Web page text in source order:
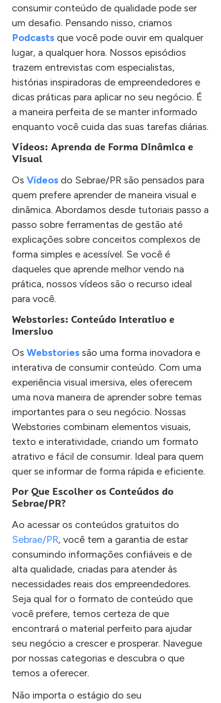
consumir conteúdo de qualidade pode ser
um desafio. Pensando nisso, criamos
Podcasts que você pode ouvir em qualquer
lugar, a qualquer hora. Nossos episódios
trazem entrevistas com especialistas,
histórias inspiradoras de empreendedores e
dicas práticas para aplicar no seu negócio. É
a maneira perfeita de se manter informado
enquanto você cuida das suas tarefas diárias.
Vídeos: Aprenda de Forma Dinâmica e
Visual
Os Vídeos do Sebrae/PR são pensados para
quem prefere aprender de maneira visual e
dinâmica. Abordamos desde tutoriais passo a
passo sobre ferramentas de gestão até
explicações sobre conceitos complexos de
forma simples e acessível. Se você é
daqueles que aprende melhor vendo na
prática, nossos vídeos são o recurso ideal
para você.
Webstories: Conteúdo Interativo e
Imersivo
Os Webstories são uma forma inovadora e
interativa de consumir conteúdo. Com uma
experiência visual imersiva, eles oferecem
uma nova maneira de aprender sobre temas
importantes para o seu negócio. Nossas
Webstories combinam elementos visuais,
texto e interatividade, criando um formato
atrativo e fácil de consumir. Ideal para quem
quer se informar de forma rápida e eficiente.
Por Que Escolher os Conteúdos do
Sebrae/PR?
Ao acessar os conteúdos gratuitos do
Sebrae/PR, você tem a garantia de estar
consumindo informações confiáveis e de
alta qualidade, criadas para atender às
necessidades reais dos empreendedores.
Seja qual for o formato de conteúdo que
você prefere, temos certeza de que
encontrará o material perfeito para ajudar
seu negócio a crescer e prosperar. Navegue
por nossas categorias e descubra o que
temos a oferecer.
Não importa o estágio do seu